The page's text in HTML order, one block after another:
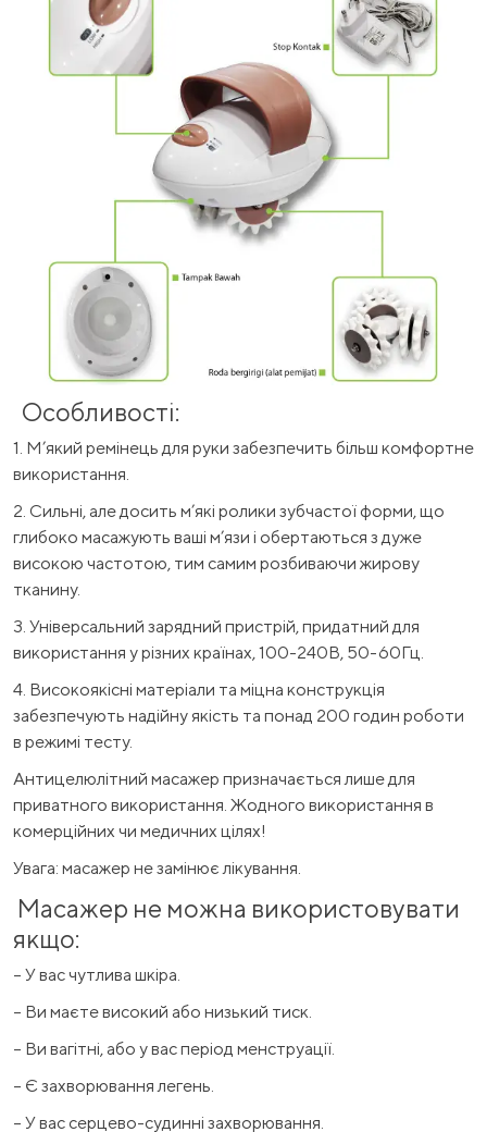
Особливості:
1. М’який ремінець для руки забезпечить більш комфортне
використання.
2. Сильні, але досить м’які ролики зубчастої форми, що
глибоко масажують ваші м’язи і обертаються з дуже
високою частотою, тим самим розбиваючи жирову
тканину.
3. Універсальний зарядний пристрій, придатний для
використання у різних країнах, 100-240В, 50-60Гц.
4. Високоякісні матеріали та міцна конструкція
забезпечують надійну якість та понад 200 годин роботи
в режимі тесту.
Антицелюлітний масажер призначається лише для
приватного використання. Жодного використання в
комерційних чи медичних цілях!
Увага: масажер не замінює лікування.
Масажер не можна використовувати
якщо:
– У вас чутлива шкіра.
– Ви маєте високий або низький тиск.
– Ви вагітні, або у вас період менструації.
– Є захворювання легень.
– У вас серцево-судинні захворювання.